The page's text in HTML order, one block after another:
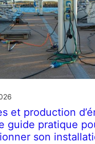
et production
guide pratique
son